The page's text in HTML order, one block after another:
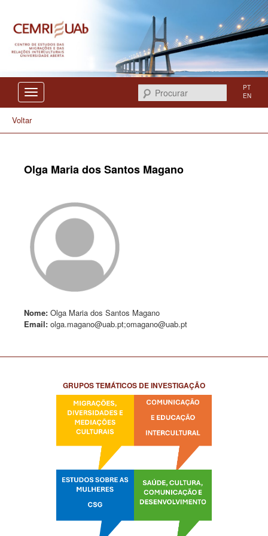
CEMRI
Procurar
PT
EN
Voltar
Olga Maria dos Santos Magano
Nome:Olga Maria dos Santos Magano
Email:olga.magano@uab.pt;omagano@uab.pt
GRUPOS TEMÁTICOS DE INVESTIGAÇÃO